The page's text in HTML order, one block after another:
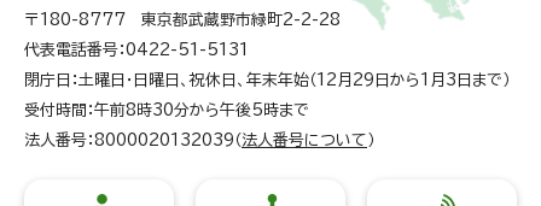
〒180-8777 東京都武蔵野市緑町2-2-28
代表電話番号：0422-51-5131
閉庁日：土曜日・日曜日、祝休日、年末年始（12月29日から1月3日まで）
受付時間：午前8時30分から午後5時まで
法人番号：8000020132039（ 法人番号について ）